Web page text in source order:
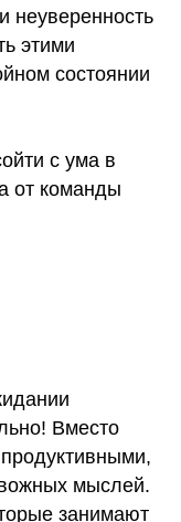
неуверенность
этими
состоянии
с ума в
от команды
Вместо
продуктивными,
мыслей.
занимают